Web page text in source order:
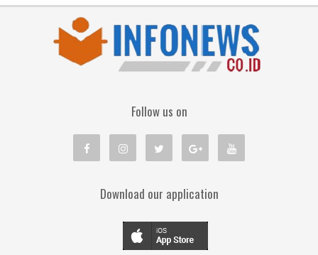
Follow us on
Download our application